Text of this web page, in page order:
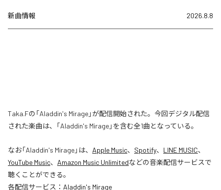
新曲情報 2026.8.8
Taka.Fの「Aladdin's Mirage」が配信開始された。今回デジタル配信
された楽曲は、「Aladdin's Mirage」を含む全1曲となっている。
なお「Aladdin's Mirage」は、 Apple Music、 Spotify、 LINE MUSIC、
YouTube Music、 Amazon Music Unlimitedなどの音楽配信サービスで
聴くことができる。
各配信サービス： Aladdin's Mirage